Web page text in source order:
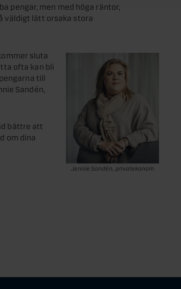
pengar, men med höga räntor,
väldigt lätt orsaka stora
Jennie Sandén, privatekonom
sluta
ofta kan bli
till
Sandén,
bättre att
om dina